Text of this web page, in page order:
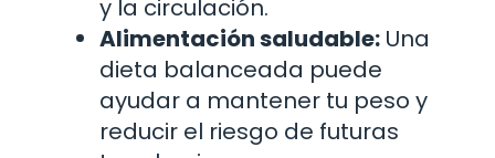
y la circulación.
Alimentación saludable: Una
dieta balanceada puede
ayudar a mantener tu peso y
reducir el riesgo de futuras